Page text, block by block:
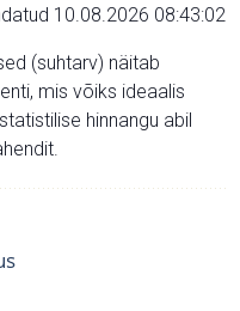
10.08.2026 08:43:02
(suhtarv) näitab
mis võiks ideaalis
hinnangu abil